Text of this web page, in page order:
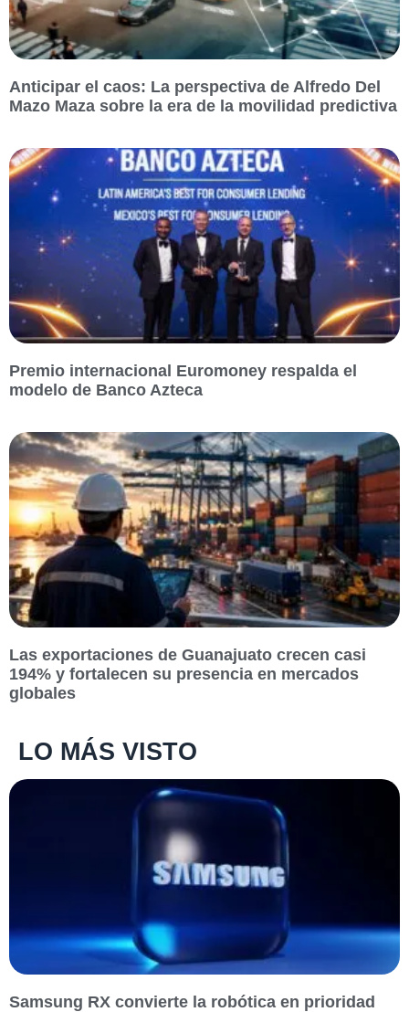
Anticipar el caos: La perspectiva de Alfredo Del
Mazo Maza sobre la era de la movilidad predictiva
Premio internacional Euromoney respalda el
modelo de Banco Azteca
Las exportaciones de Guanajuato crecen casi
194% y fortalecen su presencia en mercados
globales
LO MÁS VISTO
Samsung RX convierte la robótica en prioridad